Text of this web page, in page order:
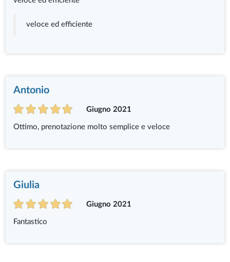
veloce ed efficiente
Antonio
Giugno 2021
Ottimo, prenotazione molto semplice e veloce
Giulia
Giugno 2021
Fantastico